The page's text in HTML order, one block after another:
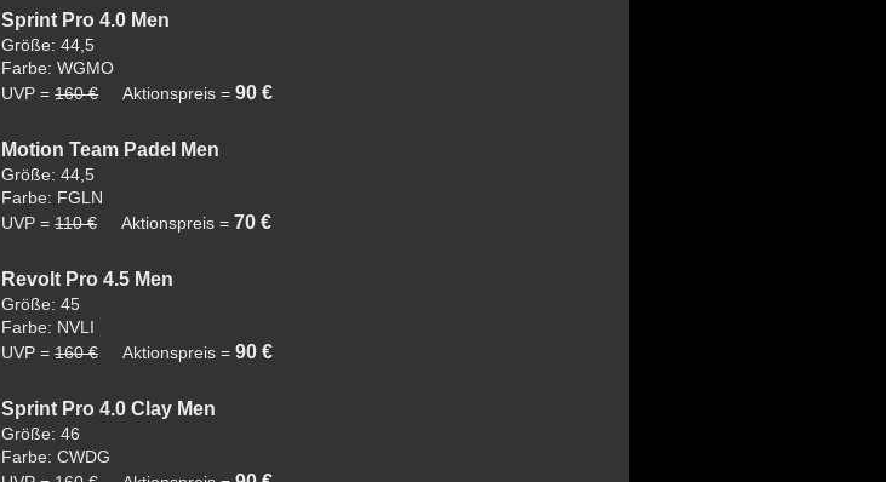
Sprint Pro 4.0 Men
Größe: 44,5
Farbe: WGMO
UVP =160 €Aktionspreis =90 €
Motion Team Padel Men
Größe: 44,5
Farbe: FGLN
UVP =110 €Aktionspreis =70 €
Revolt Pro 4.5 Men
Größe: 45
Farbe: NVLI
UVP =160 €Aktionspreis =90 €
Sprint Pro 4.0 Clay Men
Größe: 46
Farbe: CWDG